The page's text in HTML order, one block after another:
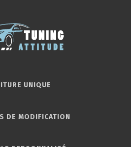
UNIQUE
DE MODIFICATION